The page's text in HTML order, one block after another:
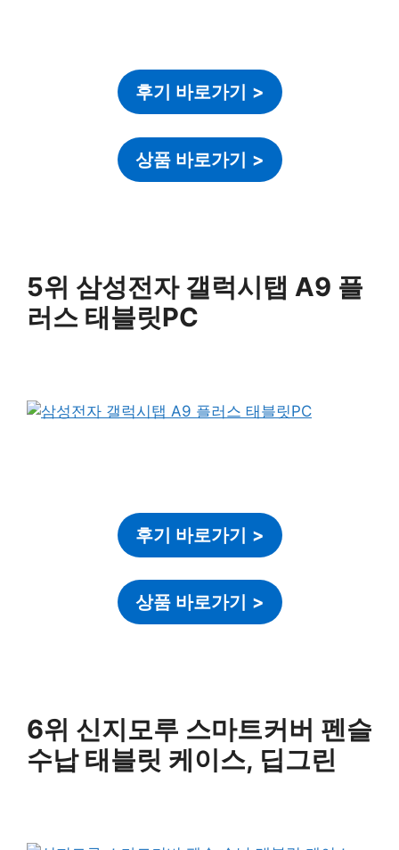
후기 바로가기 >
상품 바로가기 >
5위 삼성전자 갤럭시탭 A9 플
러스 태블릿PC
후기 바로가기 >
상품 바로가기 >
6위 신지모루 스마트커버 펜슬
수납 태블릿 케이스, 딥그린